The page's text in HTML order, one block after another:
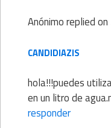
Anónimoreplied on
CANDIDIAZIS
hola!!!puedes
en un litro de
responder